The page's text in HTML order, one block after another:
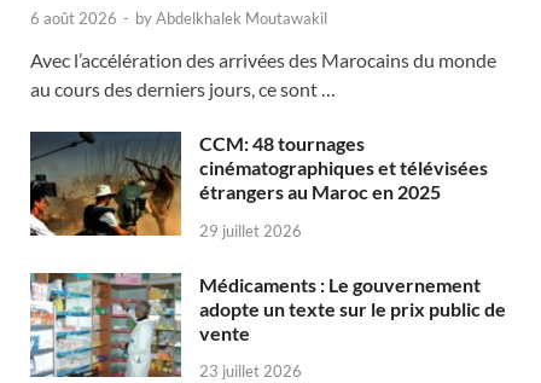
6 août 2026 - byAbdelkhalek Moutawakil
Avec l’accélération des arrivées des Marocains du monde
au cours des derniers jours, ce sont …
CCM: 48 tournages
cinématographiques et télévisées
étrangers au Maroc en 2025
29 juillet 2026
Médicaments : Le gouvernement
adopte un texte sur le prix public de
vente
23 juillet 2026